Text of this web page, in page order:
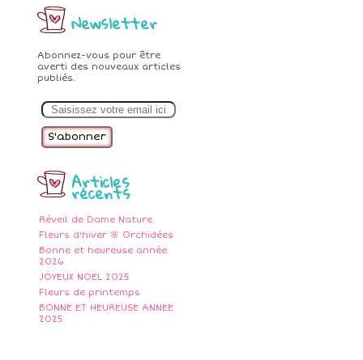
Newsletter
Abonnez-vous pour être
averti des nouveaux articles
publiés.
m
Articles
récents
Réveil de Dame Nature
Fleurs d'hiver 🌸 Orchidées
Bonne et heureuse année
2026
JOYEUX NOEL 2025
Fleurs de printemps
BONNE ET HEUREUSE ANNEE
2025